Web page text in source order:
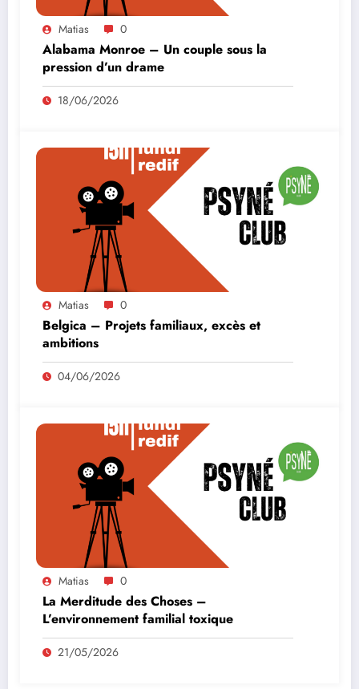
Matias 0
Alabama Monroe – Un couple sous la
pression d’un drame
18/06/2026
Matias 0
Belgica – Projets familiaux, excès et
ambitions
04/06/2026
Matias 0
La Merditude des Choses –
L’environnement familial toxique
21/05/2026